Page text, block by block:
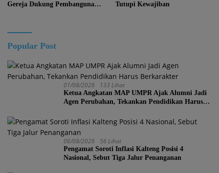
Gereja Dukung Pembangunan
Tutupi Kewajiban
Popular Post
01/08/2026 133 Lihat
Ketua Angkatan MAP UMPR Ajak Alumni Jadi
Agen Perubahan, Tekankan Pendidikan Harus
06/08/2026 56 Lihat
Pengamat Soroti Inflasi Kalteng Posisi 4
Nasional, Sebut Tiga Jalur Penanganan